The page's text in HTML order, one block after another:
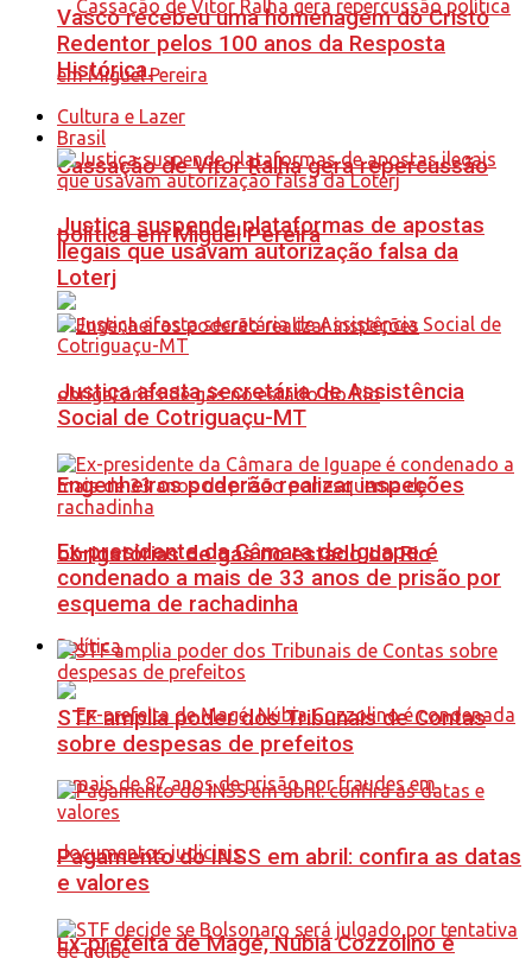
Cassação de Vitor Ralha gera repercussão
política em Miguel Pereira
Engenheiros poderão realizar inspeções
obrigatórias de gás no estado do Rio
Política
Ex-prefeita de Magé, Núbia Cozzolino é
Vasco recebeu uma homenagem do Cristo
Redentor pelos 100 anos da Resposta
Histórica.
Cultura e Lazer
Brasil
Justiça suspende plataformas de apostas
ilegais que usavam autorização falsa da
Loterj
Justiça afasta secretária de Assistência
Social de Cotriguaçu-MT
Ex-presidente da Câmara de Iguape é
condenado a mais de 33 anos de prisão por
esquema de rachadinha
STF amplia poder dos Tribunais de Contas
sobre despesas de prefeitos
Pagamento do INSS em abril: confira as datas
e valores